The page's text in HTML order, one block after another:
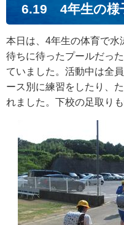
6.19 4年生の様
本日は、4年生の体育で水
待ちに待ったプールだっ
ていました。活動中は全
ース別に練習をしたり、
れました。下校の足取り